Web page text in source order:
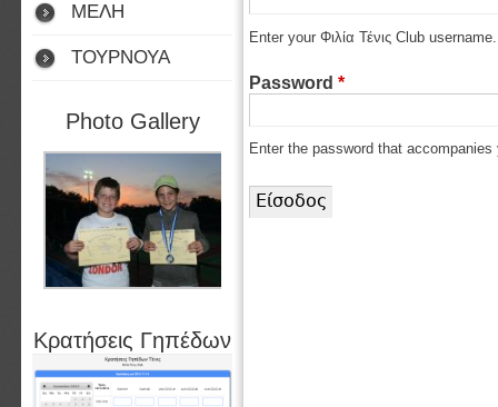
Enter your Φιλία Τένις Club username.
Password *
Enter the password that accompanies
ΜΕΛΗ
ΤΟΥΡΝΟΥΑ
Photo Gallery
Κρατήσεις Γηπέδων